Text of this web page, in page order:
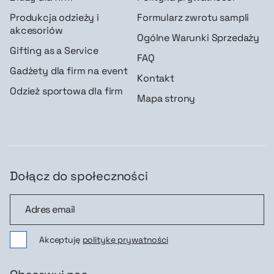
Produkcja odzieży i
akcesoriów
Gifting as a Service
Gadżety dla firm na event
Odzież sportowa dla firm
Formularz zwrotu sampli
Ogólne Warunki Sprzedaży
FAQ
Kontakt
Mapa strony
Dołącz do społeczności
Akceptuję politykę prywatności